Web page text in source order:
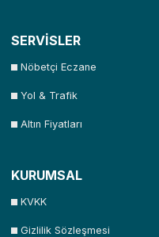
SERVİSLER
Nöbetçi Eczane
Yol & Trafik
Altın Fiyatları
KURUMSAL
KVKK
Gizlilik Sözleşmesi